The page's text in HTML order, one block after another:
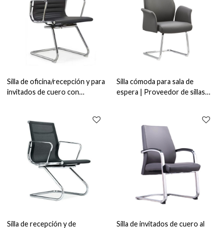
Silla de oficina/recepción y para
invitados de cuero con
C968F-2)
Silla cómoda para sala de
espera | Proveedor de sillas
Silla de recepción y de Silla de invitados de cuero al